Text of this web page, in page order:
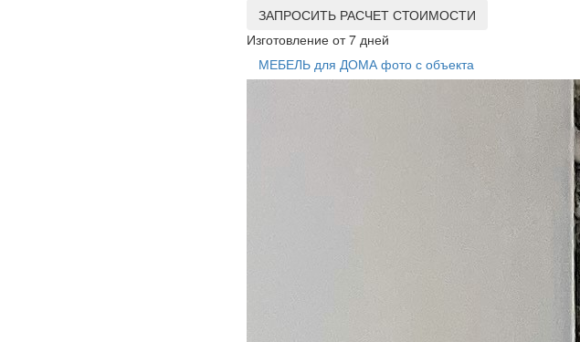
ЗАПРОСИТЬ РАСЧЕТ СТОИМОСТИ
Изготовление от 7 дней
МЕБЕЛЬ для ДОМА фото с объекта